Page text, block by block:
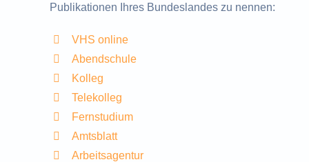
Publikationen Ihres Bundeslandes zu nennen:
VHS online
Abendschule
Kolleg
Telekolleg
Fernstudium
Amtsblatt
Arbeitsagentur